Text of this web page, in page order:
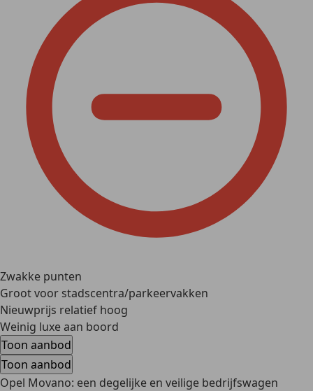
Zwakke punten
Groot voor stadscentra/parkeervakken
Nieuwprijs relatief hoog
Weinig luxe aan boord
Toon aanbod
Toon aanbod
Opel Movano: een degelijke en veilige bedrijfswagen